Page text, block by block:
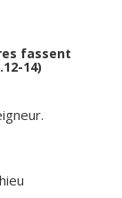
fassent
14)